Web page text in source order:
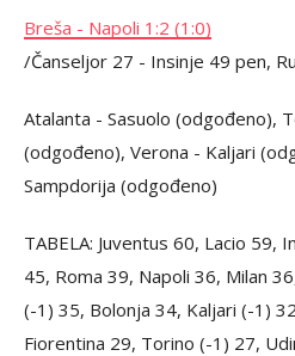
Breša - Napoli 1:2 (1:0)
/Čanseljor 27 - Insinje 49 pen,
Atalanta - Sasuolo (odgođeno),
(odgođeno), Verona - Kaljari
Sampdorija (odgođeno)
TABELA: Juventus 60, Lacio 59,
45, Roma 39, Napoli 36, Milan
(-1) 35, Bolonja 34, Kaljari (-1)
Fiorentina 29, Torino (-1) 27,